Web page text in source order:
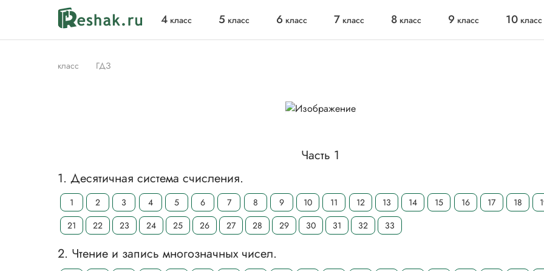
4 класс 5 класс 6 класс 7 класс 8 класс 9 класс 10 класс
класс ГДЗ
Часть 1
1. Десятичная система счисления.
1 2 3 4 5 6 7 8 9 10 11 12 13 14 15 16 17 18
21
22 23 24 25 26 27 28 29 30 31 32 33
2. Чтение и запись многозначных чисел.